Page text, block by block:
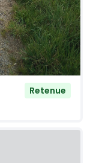
Retenue